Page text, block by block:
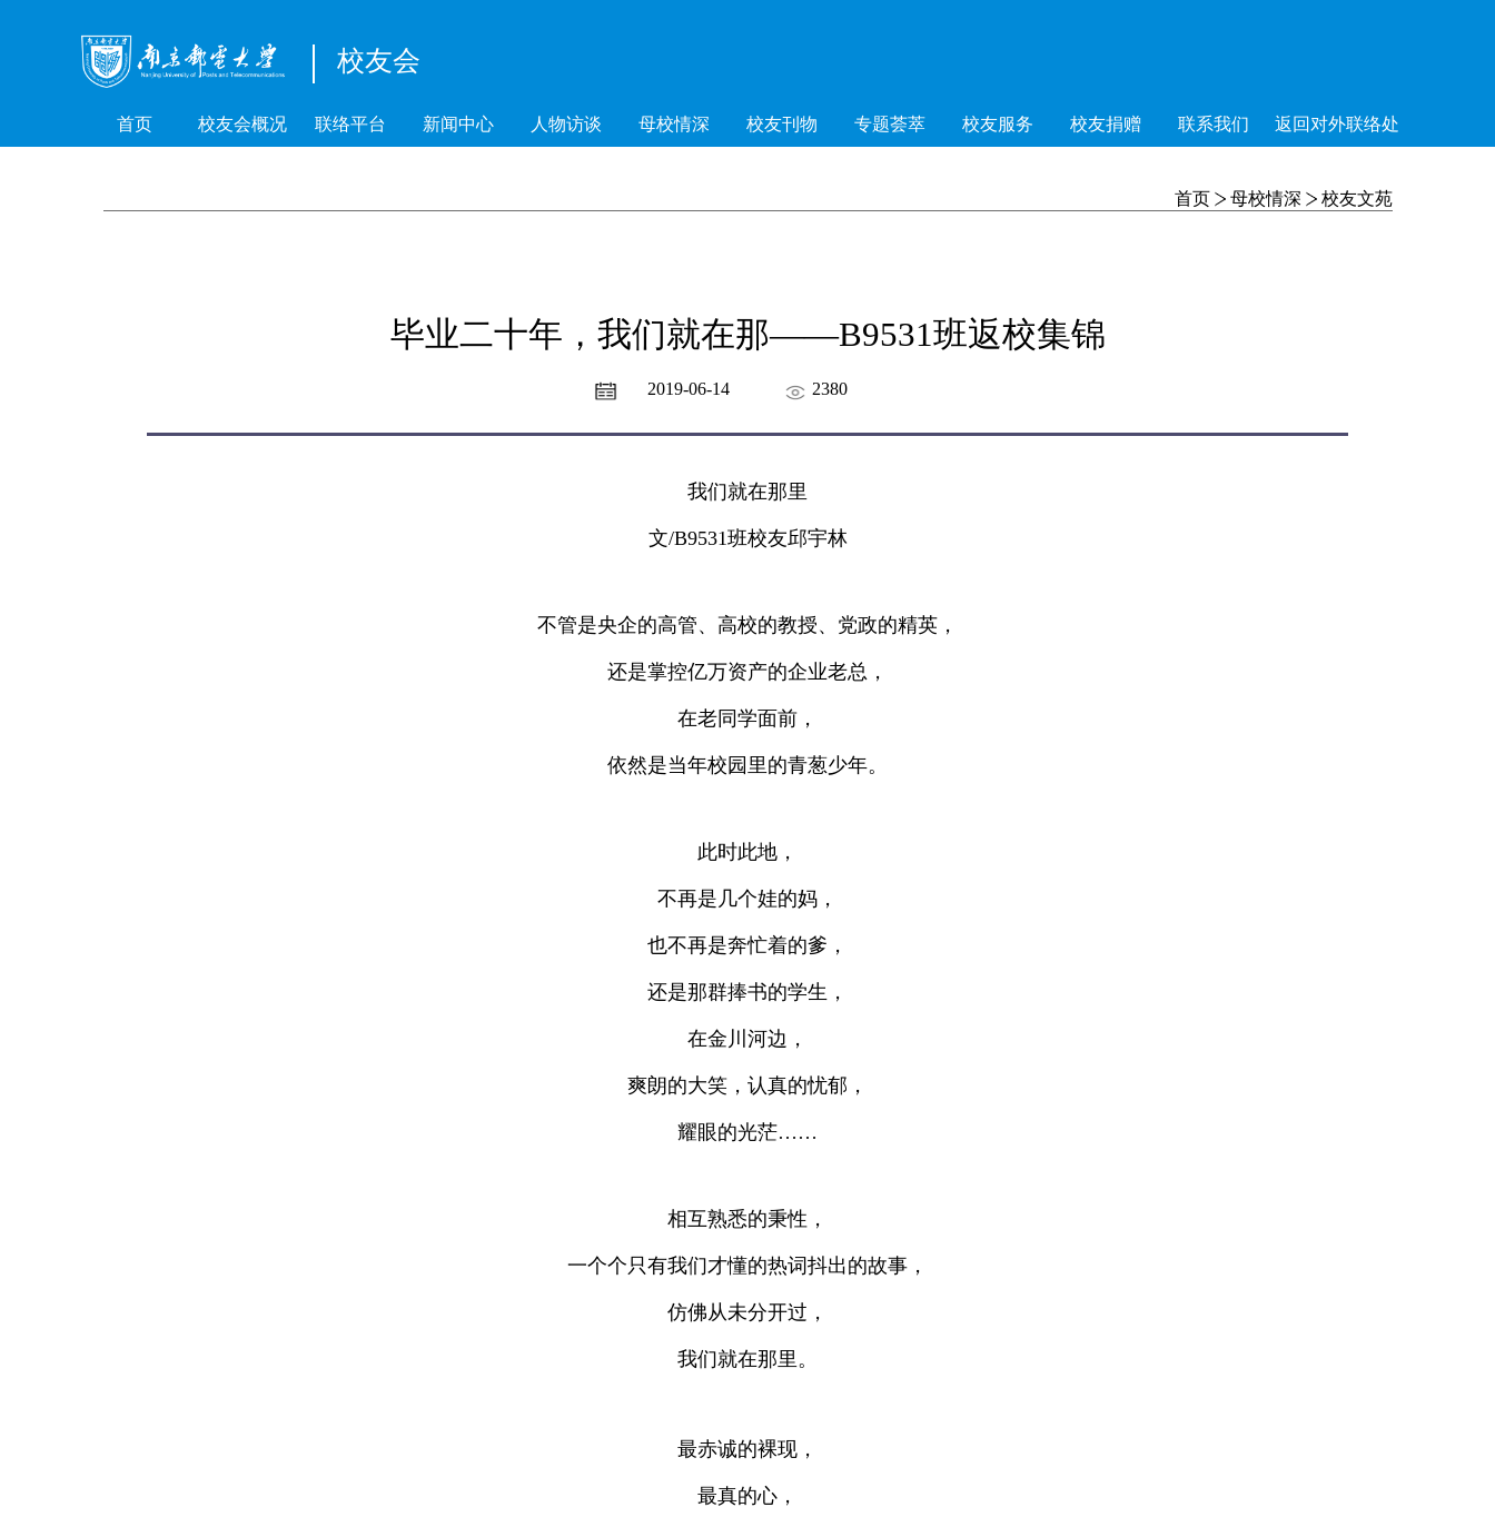
校友会
首页 校友会概况 联络平台 新闻中心 人物访谈 母校情深 校友刊物 专题荟萃 校友服务 校友捐赠 联系我们 返回对外联络处
首页 母校情深 校友文苑
毕业二十年，我们就在那——B9531班返校集锦
2019-06-14 2380
我们就在那里
文/B9531班校友邱宇林
不管是央企的高管、高校的教授、党政的精英，
还是掌控亿万资产的企业老总，
在老同学面前，
依然是当年校园里的青葱少年。
此时此地，
不再是几个娃的妈，
也不再是奔忙着的爹，
还是那群捧书的学生，
在金川河边，
爽朗的大笑，认真的忧郁，
耀眼的光茫……
相互熟悉的秉性，
一个个只有我们才懂的热词抖出的故事，
仿佛从未分开过，
我们就在那里。
最赤诚的裸现，
最真的心，